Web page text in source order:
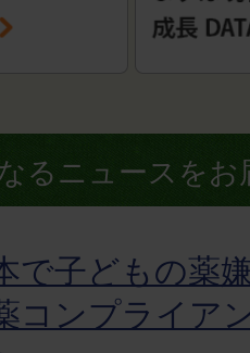
るニュースをお
で子どもの薬
コンプライア